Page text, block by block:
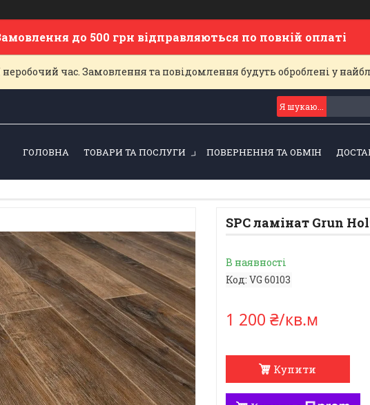
до 500 грн відправляються по повній оплаті
неробочий час. Замовлення та повідомлення будуть оброблені у
ГОЛОВНА ТОВАРИ ТА ПОСЛУГИ ПОВЕРНЕННЯ ТА ОБМІН
SPC ламінат Grun
В наявності
Код: VG 60103
1 200 ₴/кв.м
Купити